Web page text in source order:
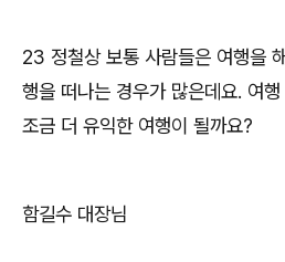
23 정철상 보통 사람들은 여행을
행을 떠나는 경우가 많은데요. 여
조금 더 유익한 여행이 될까요?
함길수 대장님